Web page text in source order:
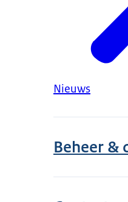
Nieuws
Beheer &